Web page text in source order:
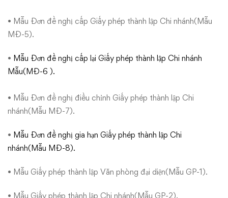
nước
ngoài
• Mẫu Đơn đề nghị cấp Giấy phép thành lập Chi nhánh(Mẫu
MĐ-5).
• Mẫu Đơn đề nghị cấp lại Giấy phép thành lập Chi nhánh
Mẫu(MĐ-6 ).
• Mẫu Đơn đề nghị điều chỉnh Giấy phép thành lập Chi
nhánh(Mẫu MĐ-7).
• Mẫu Đơn đề nghị gia hạn Giấy phép thành lập Chi
nhánh(Mẫu MĐ-8).
• Mẫu Giấy phép thành lập Văn phòng đại diện(Mẫu GP-1).
• Mẫu Giấy phép thành lập Chi nhánh(Mẫu GP-2).